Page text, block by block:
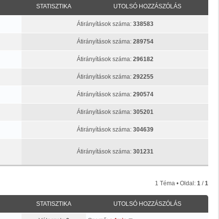
STATISZTIKA UTOLSÓ HOZZÁSZÓLÁS
Átirányítások száma: 338583
Átirányítások száma: 289754
Átirányítások száma: 296182
Átirányítások száma: 292255
Átirányítások száma: 290574
Átirányítások száma: 305201
Átirányítások száma: 304639
Átirányítások száma: 301231
1 Téma • Oldal: 1 /1
STATISZTIKA UTOLSÓ HOZZÁSZÓLÁS